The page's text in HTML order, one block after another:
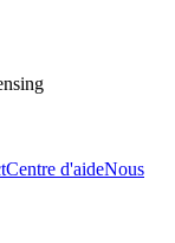
Centre d'aideNous